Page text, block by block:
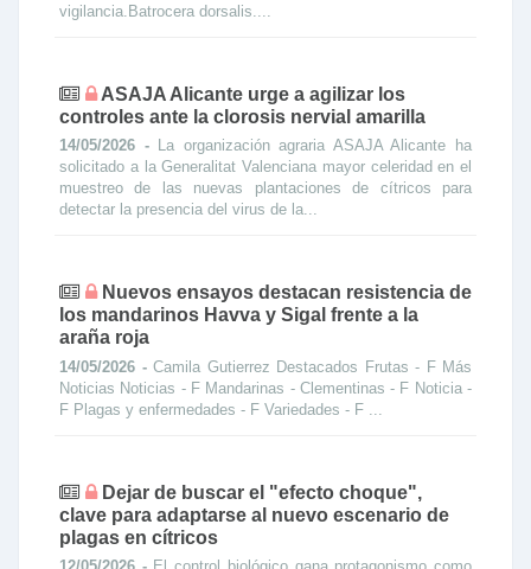
vigilancia.Batrocera dorsalis....
ASAJA Alicante urge a agilizar los
controles ante la clorosis nervial amarilla
14/05/2026 - La organización agraria ASAJA Alicante ha
solicitado a la Generalitat Valenciana mayor celeridad en el
muestreo de las nuevas plantaciones de cítricos para
detectar la presencia del virus de la...
Nuevos ensayos destacan resistencia de
los mandarinos Havva y Sigal frente a la
araña roja
14/05/2026 - Camila Gutierrez Destacados Frutas - F Más
Noticias Noticias - F Mandarinas - Clementinas - F Noticia -
F Plagas y enfermedades - F Variedades - F ...
Dejar de buscar el "efecto choque",
clave para adaptarse al nuevo escenario de
plagas en cítricos